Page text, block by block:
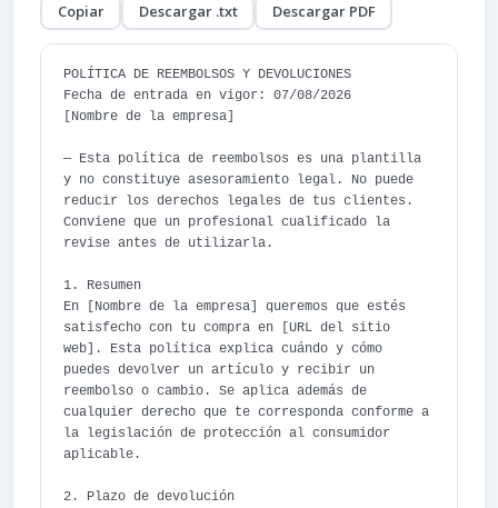
Copiar Descargar .txt Descargar PDF
POLÍTICA DE REEMBOLSOS Y DEVOLUCIONES
Fecha de entrada en vigor: 07/08/2026
[Nombre de la empresa]
— Esta política de reembolsos es una plantilla
y no constituye asesoramiento legal. No puede
reducir los derechos legales de tus clientes.
Conviene que un profesional cualificado la
revise antes de utilizarla.
1. Resumen
En [Nombre de la empresa] queremos que estés
satisfecho con tu compra en [URL del sitio
web]. Esta política explica cuándo y cómo
puedes devolver un artículo y recibir un
reembolso o cambio. Se aplica además de
cualquier derecho que te corresponda conforme a
la legislación de protección al consumidor
aplicable.
2. Plazo de devolución